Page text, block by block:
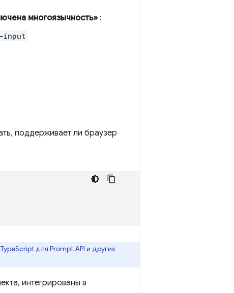
многоязычность» :
input
поддерживает ли браузер
для Prompt API и других
интегрированы в